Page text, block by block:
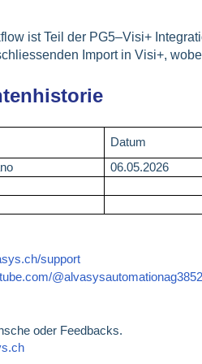
ist Teil der PG5–Visi+
Import in Visi+,
Datum
06.05.2026
support
@alvasysautomationag3852
oder Feedbacks.